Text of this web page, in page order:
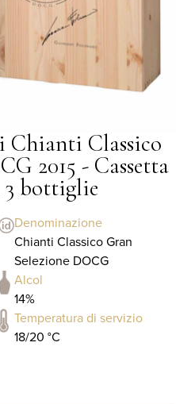
Chianti Classico
2015 - Cassetta
3 bottiglie
Denominazione
Chianti Classico Gran
Selezione DOCG
Alcol
14%
Temperatura di servizio
18/20 °C